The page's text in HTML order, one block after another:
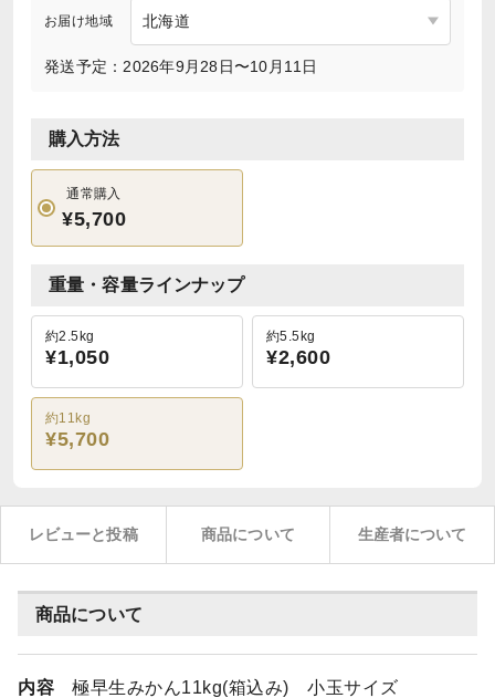
お届け地域
発送予定：2026年9月28日〜10月11日
購入方法
通常購入
¥5,700
重量・容量ラインナップ
約2.5kg
¥1,050
約5.5kg
¥2,600
約11kg
¥5,700
レビューと投稿 商品について 生産者について
商品について
内容 極早生みかん11kg(箱込み) 小玉サイズ